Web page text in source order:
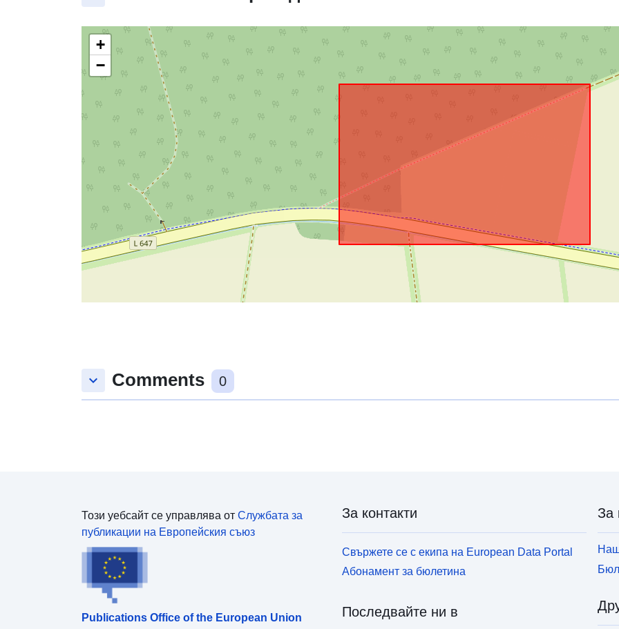
+
−
keyboard_arrow_down Comments 0
Този уебсайт се управлява от Службата за
публикации на Европейския съюз
Publications Office of the European Union
За контакти
Свържете се с екипа на European Data Portal
Абонамент за бюлетина
Последвайте ни в
За